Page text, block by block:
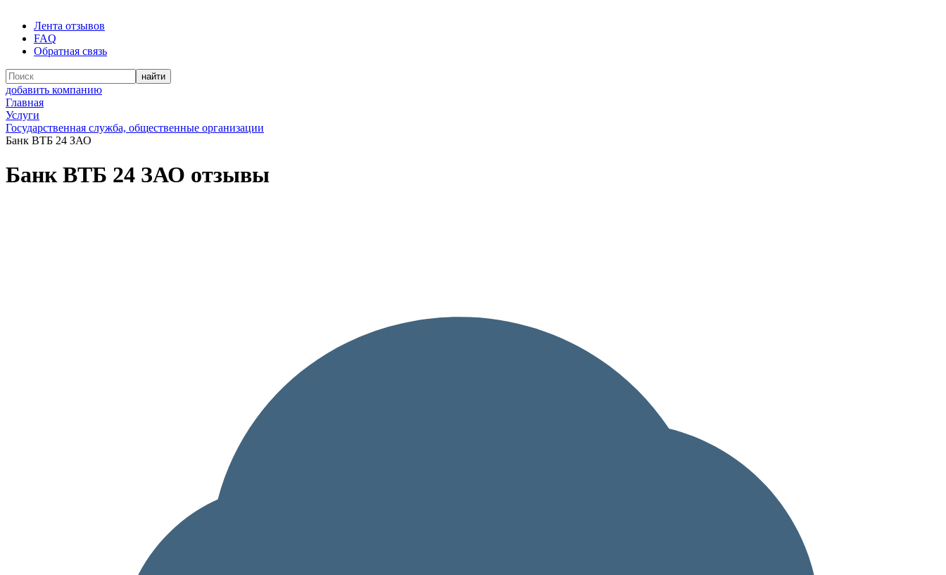
Лента отзывов
FAQ
Обратная связь
добавить компанию
Главная
Услуги
Государственная служба, общественные организации
Банк ВТБ 24 ЗАО
Банк ВТБ 24 ЗАО отзывы